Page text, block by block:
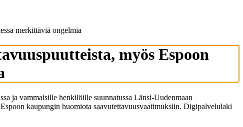
merkit­täviä ongelmia
myös Espoon
ja vammaisille henkilöille suunnatussa Länsi-Uudenmaan
kaupungin huomiota saavutettavuusvaatimuksiin. Digipalvelulaki